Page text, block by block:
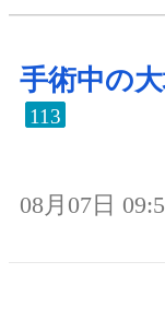
手術中の
113
08月07日